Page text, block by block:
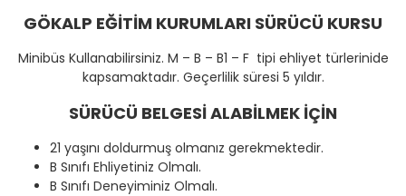
GÖKALP EĞİTİM KURUMLARI SÜRÜCÜ KURSU
Minibüs Kullanabilirsiniz. M – B – B1 – F tipi ehliyet türlerinide
kapsamaktadır. Geçerlilik süresi 5 yıldır.
SÜRÜCÜ BELGESİ ALABİLMEK İÇİN
21 yaşını doldurmuş olmanız gerekmektedir.
B Sınıfı Ehliyetiniz Olmalı.
B Sınıfı Deneyiminiz Olmalı.